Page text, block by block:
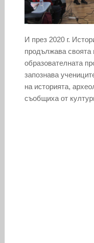
И през 2020 г.
продължава своята
образователната
запознава
на историята,
съобщиха от